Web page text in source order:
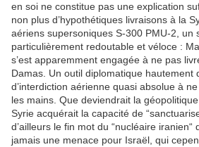
en soi ne constitue pas une explication
non plus d’hypothétiques livraisons à la
aériens supersoniques S-300 PMU-2, un
particulièrement redoutable et véloce :
s’est apparemment engagée à ne pas
Damas. Un outil diplomatique hautement
d’interdiction aérienne quasi absolue à
les mains. Que deviendrait la
Syrie acquérait la capacité de
d’ailleurs le fin mot du “nucléaire iranien“
jamais une menace pour Israël, qui